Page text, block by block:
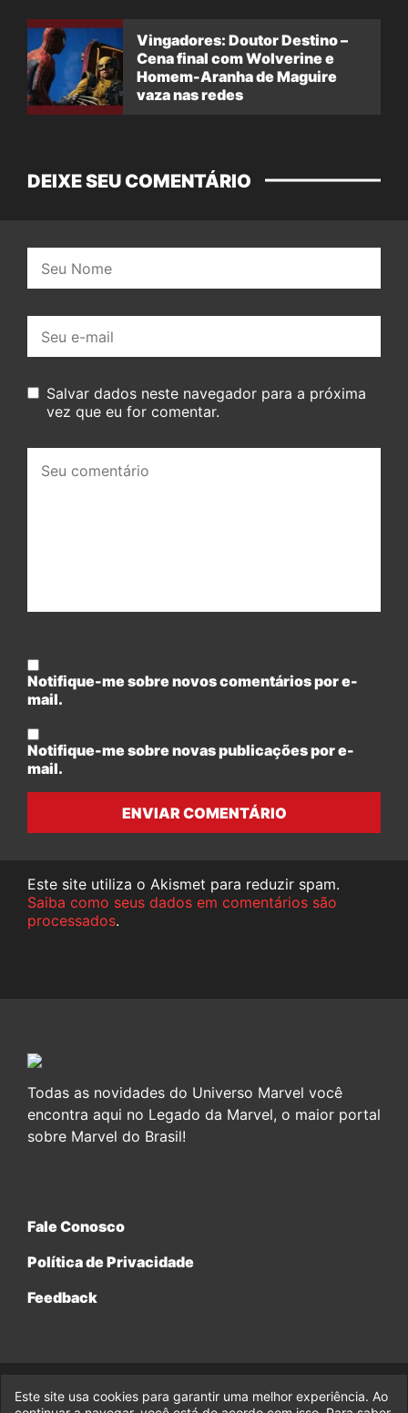
Vingadores: Doutor Destino –
Cena final com Wolverine e
Homem-Aranha de Maguire
vaza nas redes
DEIXE SEU COMENTÁRIO
mail:
Salvar dados neste navegador para a próxima
vez que eu for comentar.
comentário:
Notifique-me sobre novos comentários por e-
mail.
Notifique-me sobre novas publicações por e-
mail.
ENVIAR COMENTÁRIO
Este site utiliza o Akismet para reduzir spam.
Saiba como seus dados em comentários são
processados.
Todas as novidades do Universo Marvel você
encontra aqui no Legado da Marvel, o maior portal
sobre Marvel do Brasil!
Fale Conosco
Política de Privacidade
Feedback
© 2017-2026 Legado da Marvel, uma empresa da Legado
Este site usa cookies para garantir uma melhor experiência. Ao